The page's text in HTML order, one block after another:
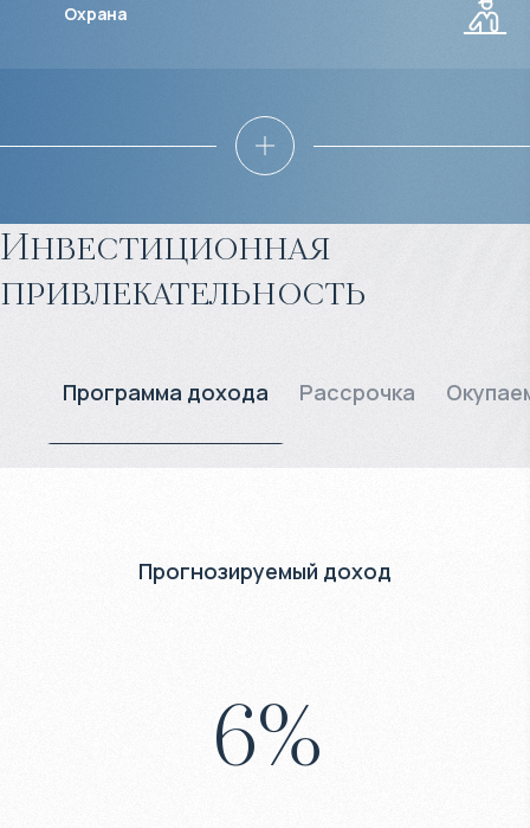
Охрана
Инвестиционная
привлекательность
Программа дохода Рассрочка
Прогнозируемый доход
6%